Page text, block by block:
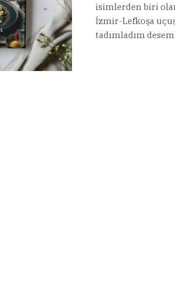
isimlerden biri
İzmir-Lefkoşa
tadımladım